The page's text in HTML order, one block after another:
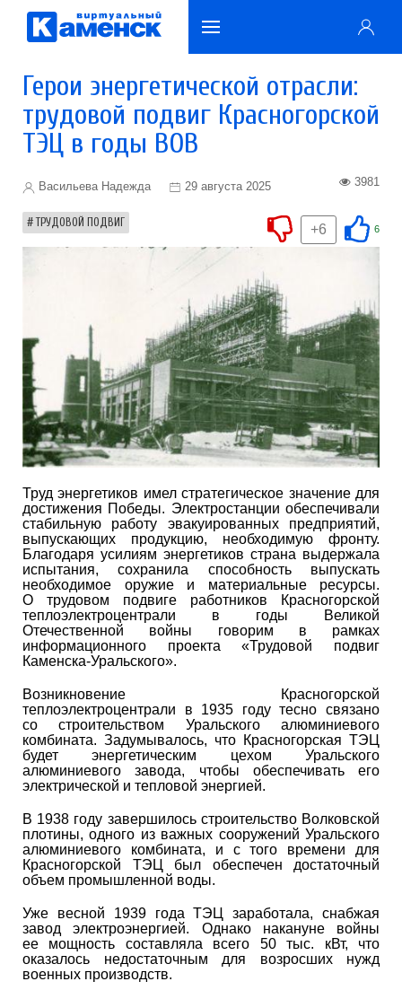
Герои энергетической отрасли:
трудовой подвиг Красногорской
ТЭЦ в годы ВОВ
Васильева Надежда 29 августа 2025 3981
ТРУДОВОЙ ПОДВИГ 6
+6
Труд энергетиков имел стратегическое значение для
достижения Победы. Электростанции обеспечивали
стабильную работу эвакуированных предприятий,
выпускающих продукцию, необходимую фронту.
Благодаря усилиям энергетиков страна выдержала
испытания, сохранила способность выпускать
необходимое оружие и материальные ресурсы.
О трудовом подвиге работников Красногорской
теплоэлектроцентрали в годы Великой
Отечественной войны говорим в рамках
информационного проекта «Трудовой подвиг
Каменска-Уральского».
Возникновение Красногорской
теплоэлектроцентрали в 1935 году тесно связано
со строительством Уральского алюминиевого
комбината. Задумывалось, что Красногорская ТЭЦ
будет энергетическим цехом Уральского
алюминиевого завода, чтобы обеспечивать его
электрической и тепловой энергией.
В 1938 году завершилось строительство Волковской
плотины, одного из важных сооружений Уральского
алюминиевого комбината, и с того времени для
Красногорской ТЭЦ был обеспечен достаточный
объем промышленной воды.
Уже весной 1939 года ТЭЦ заработала, снабжая
завод электроэнергией. Однако накануне войны
ее мощность составляла всего 50 тыс. кВт, что
оказалось недостаточным для возросших нужд
военных производств.